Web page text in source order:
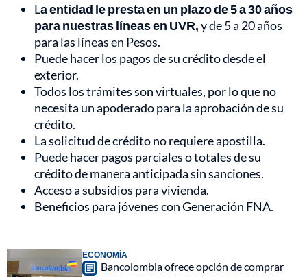
La entidad le presta en un plazo de 5 a 30 años
para nuestras líneas en UVR,y de 5 a 20 años
para las líneas en Pesos.
Puede hacer los pagos de su crédito desde el
exterior.
Todos los trámites son virtuales, por lo que no
necesita un apoderado para la aprobación de su
crédito.
La solicitud de crédito no requiere apostilla.
Puede hacer pagos parciales o totales de su
crédito de manera anticipada sin sanciones.
Acceso a subsidios para vivienda.
Beneficios para jóvenes con Generación FNA.
ECONOMÍA
Bancolombia ofrece opción de comprar